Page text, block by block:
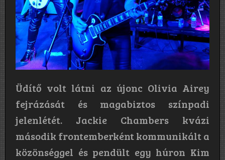
Üdítő volt látni az újonc Olivia Airey
fejrázását és magabiztos színpadi
jelenlétét. Jackie Chambers kvázi
második frontemberként kommunikált a
közönséggel és pendült egy húron Kim